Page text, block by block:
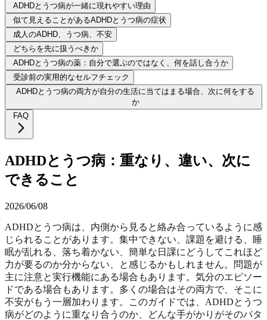
ADHDとうつ病が一緒に現れやすい理由
似て見えることがあるADHDとうつ病の症状
成人のADHD、うつ病、不安
どちらを先に扱うべきか
ADHDとうつ病の薬：自分で選ぶのではなく、何を話し合うか
受診前の実用的なセルフチェック
ADHDとうつ病の両方が自分の生活に当てはまる場合、次に何をする
か
FAQ
ADHDとうつ病：重なり、違い、次に
できること
2026/06/08
ADHDとうつ病は、内側から見ると絡み合っているように感
じられることがあります。集中できない、課題を避ける、睡
眠が乱れる、落ち着かない、簡単な日課にどうしてこれほど
力が要るのか分からない、と感じるかもしれません。問題が
主に注意と実行機能にある場合もあります。気分のエピソー
ドである場合もあります。多くの場合はその両方で、そこに
不安がもう一層加わります。このガイドでは、ADHDとうつ
病がどのように重なり合うのか、どんな手がかりがそのパタ